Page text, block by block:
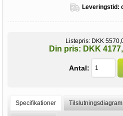
Leveringstid:
Listepris: DKK
Din pris: DKK
Antal:
Specifikationer Tilslutningsdiagram